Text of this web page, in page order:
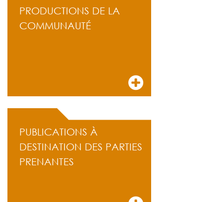
PRODUCTIONS DE LA
COMMUNAUTÉ
PUBLICATIONS À
DESTINATION DES PARTIES
PRENANTES